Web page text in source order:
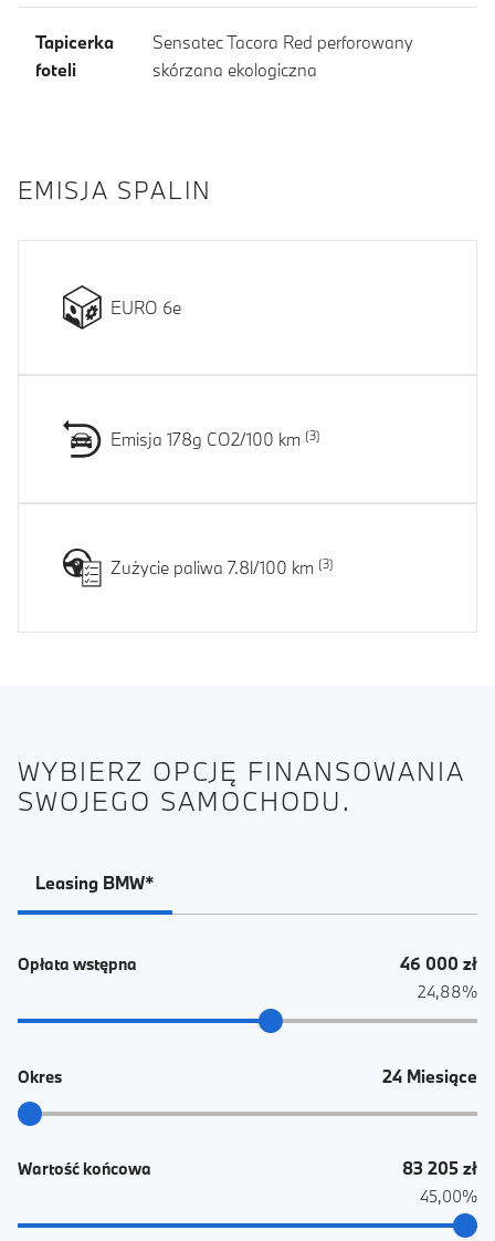
Tapicerka
foteli
Sensatec Tacora Red perforowany
skórzana ekologiczna
EMISJA SPALIN
EURO 6e
Emisja 178g CO2/100 km
Zużycie paliwa 7.8l/100 km
WYBIERZ OPCJĘ FINANSOWANIA
SWOJEGO SAMOCHODU.
Leasing BMW*
Opłata wstępna 46 000 zł
24,88%
Okres 24 Miesiące
Wartość końcowa 83 205 zł
45,00%